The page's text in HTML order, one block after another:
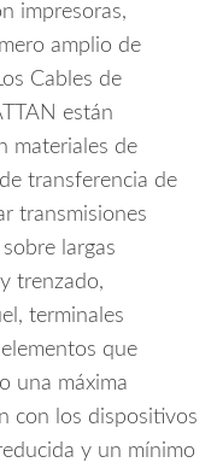
impresoras,
amplio de
Cables de
están
materiales de
transferencia de
transmisiones
largas
trenzado,
terminales
que
una máxima
con los dispositivos
y un mínimo